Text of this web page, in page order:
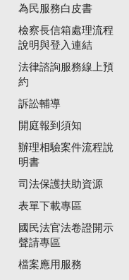
為民服務白皮書
檢察長信箱處理流程
說明與登入連結
法律諮詢服務線上預
約
訴訟輔導
開庭報到須知
辦理相驗案件流程說
明書
司法保護扶助資源
表單下載專區
國民法官法卷證開示
聲請專區
檔案應用服務